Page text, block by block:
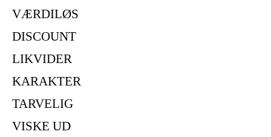
VÆRDILØS
DISCOUNT
LIKVIDER
KARAKTER
TARVELIG
VISKE UD